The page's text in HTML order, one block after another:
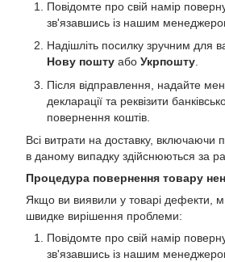
Повідомте про свій намір
зв'язавшись із нашим
Надішліть посилку зручним для
Нову пошту або Укрпошту.
Після відправлення, надайте
декларації та реквізити
повернення коштів.
Всі витрати на доставку, включаючи
в даному випадку здійснюються за
Процедура повернення товару
Якщо ви виявили у товарі дефекти,
швидке вирішення проблеми:
Повідомте про свій намір
зв'язавшись із нашим